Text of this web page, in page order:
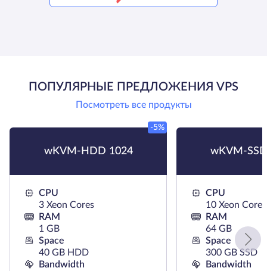
ПОПУЛЯРНЫЕ ПРЕДЛОЖЕНИЯ VPS
Посмотреть все продукты
wKVM-HDD 1024
-5%
CPU
3 Xeon Cores
RAM
1 GB
Space
40 GB HDD
Bandwidth
wKVM-
CPU
10 Xeon Cores
RAM
64 GB
Space
300 GB SSD
Bandwidth